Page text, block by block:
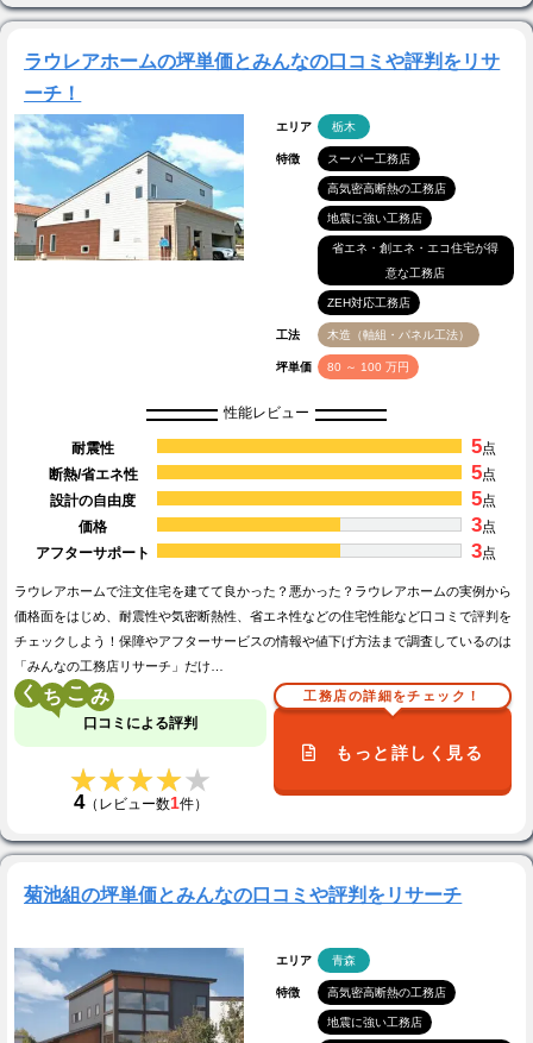
ラウレアホームの坪単価とみんなの口コミや評判をリサ
ーチ！
エリア 栃木
特徴 スーパー工務店
高気密高断熱の工務店
地震に強い工務店
省エネ・創エネ・エコ住宅が得
意な工務店
ZEH対応工務店
工法 木造（軸組・パネル工法）
坪単価 80 ～ 100 万円
性能レビュー
耐震性 5点
断熱/省エネ性
5点
設計の自由度
5点
価格
3点
アフターサポート
3点
ラウレアホームで注文住宅を建てて良かった？悪かった？ラウレアホームの実例から
価格面をはじめ、耐震性や気密断熱性、省エネ性などの住宅性能など口コミで評判を
チェックしよう！保障やアフターサービスの情報や値下げ方法まで調査しているのは
「みんなの工務店リサーチ」だけ…
く こ
口コミによる評判
★★★★★
★★★★★
4（レビュー数1件）
工務店の詳細をチェック！
もっと詳しく見る
菊池組の坪単価とみんなの口コミや評判をリサーチ
エリア 青森
特徴 高気密高断熱の工務店
地震に強い工務店